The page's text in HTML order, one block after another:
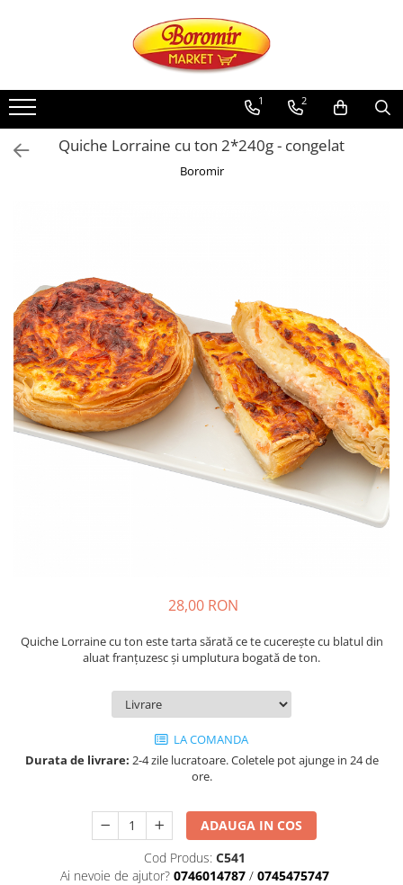
Noutati
Produse de post
Cozonac
Cozonac Traditional
Cozonac Casa Boromir
Cozonac Pricomigdala
Cozonac Magnum
Cozonac Vegan (de post)
Cozonac Collection
Cozo-Bun
Cozonac Cadou
Cozonac cu Unt
Fursecuri
Checurile Royal
Prajituri
1 2
Quiche Lorraine cu ton 2*240g - congelat
Boromir
28,00 RON
Quiche Lorraine cu ton este tarta sărată ce te cucerește cu blatul din
aluat franțuzesc și umplutura bogată de ton.
LA COMANDA
Durata de livrare: 2-4 zile lucratoare. Coletele pot ajunge in 24 de
ore.
ADAUGA IN COS
Cod Produs: C541
Ai nevoie de ajutor? 0746014787 / 0745475747